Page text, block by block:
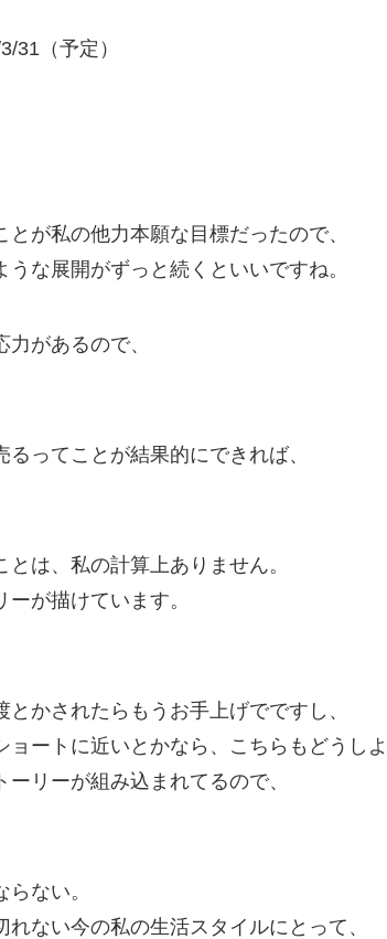
（予定）
が私の他力本願な目標だったので、
な展開がずっと続くといいですね。
があるので、
ってことが結果的にできれば、
は、私の計算上ありません。
が描けています。
かされたらもうお手上げでですし、
ートに近いとかなら、こちらもどうしよ
リーが組み込まれてるので、
ない。
ない今の私の生活スタイルにとって、